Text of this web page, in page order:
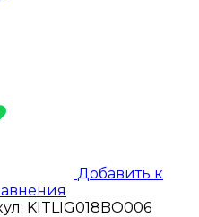
Добавить к
KITLIG018BO006